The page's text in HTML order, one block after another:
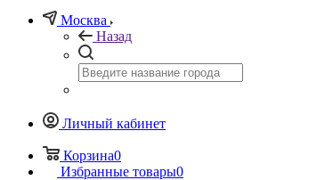
Москва
Назад
Личный кабинет
Корзина0
Избранные товары0